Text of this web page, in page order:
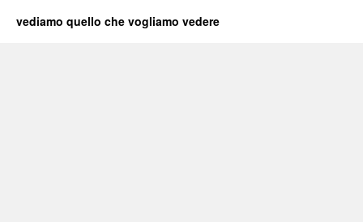
vediamo quello che vogliamo vedere